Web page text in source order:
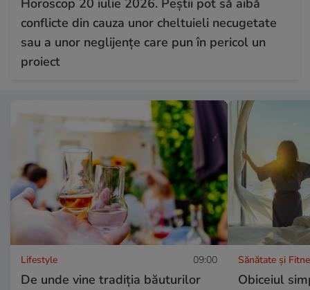
conflicte din cauza unor cheltuieli necugetate
sau a unor neglijențe care pun în pericol un
proiect
Lifestyle 09:00
De unde vine tradiția băuturilor
Sănătate și
Obiceiul